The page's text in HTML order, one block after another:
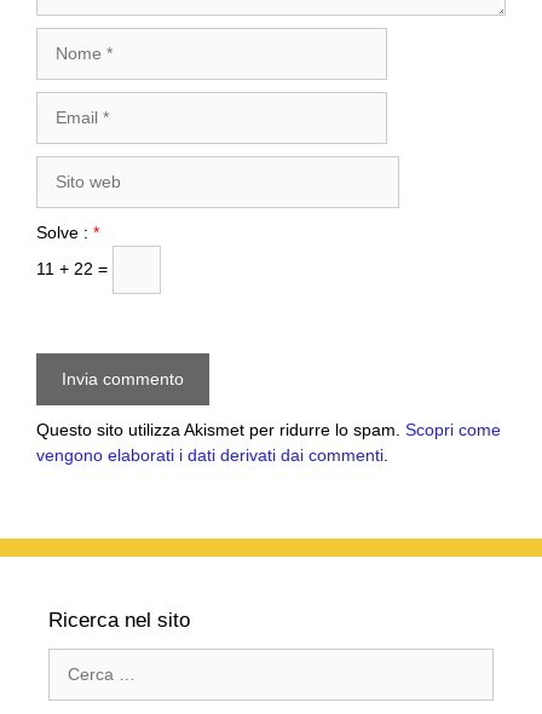
web
Solve : *
11 + 22 =
Questo sito utilizza Akismet per ridurre lo spam. Scopri come
vengono elaborati i dati derivati dai commenti.
Ricerca nel sito
per: